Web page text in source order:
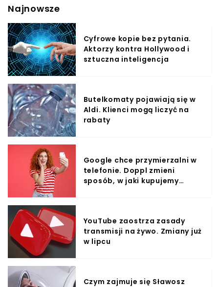
że nie tylko wersja Pro boryka się z problemami. Apple
świadomy usterkiMacBooki wyprodukowane w latach
2016 i 2017 borykały się z dwoma poważnymi defektami,
które zgłaszali użytkownicy z całego świata. Jednym,
mniej poważnym, z nich była słynna klawiatura
motylkowa, którą Apple uparcie montował w swoich PC
produkowanych od 2015 do 2019 roku. Ilości problemów,
jakie zgłaszali jej użytkownicy wołały o pomstę do
nieba. Niedziałające czy “lepkie” klawisze były na
porządku dziennym. Wszystko przez bardzo słabe
zabezpieczenie przed dostawaniem się brudu, w wyniku
którego klawiatury w MacBookach zaczynały
odmawiać posłuszeństwa nawet po zaledwie kilku
tygodniach użytkowania.Klawiatura to jednak nic
(pomijając oczywiście fakt, że od laptopów za kilka
tysięcy dolarów można oczekiwać najlepszych
komponentów, zamiast najgorszych na rynku, jak
okrzyknięto klawiatury Apple) w porównaniu z
wadliwymi wyświetlaczami, które stały się wizytówką
MacBooków z 2016 i 2017 roku. Problemem były kable
łączące wyświetlacz w klapie laptopa z płytą główną.
Przy zwykłym użytkowaniu, przez samo otwieranie i
zamykanie klapy, regularnie dochodziło do uszkodzeń
przewodów, które były zbyt cienkie i, zdaniem niektórych
ekspertów, za krótkie.
Najnowsze
Cyfrowe kopie bez pytania.
Aktorzy kontra Hollywood i
sztuczna inteligencja
Butelkomaty pojawiają się w
Aldi. Klienci mogą liczyć na
rabaty
Google chce przymierzalni w
telefonie. Doppl zmieni
sposób, w jaki kupujemy
YouTube zaostrza zasady
transmisji na żywo. Zmiany już
w lipcu
Czym zajmuje się Sławosz